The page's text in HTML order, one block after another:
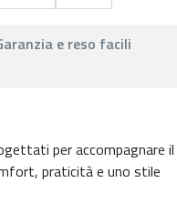
e reso facili
per accompagnare il
praticità e uno stile